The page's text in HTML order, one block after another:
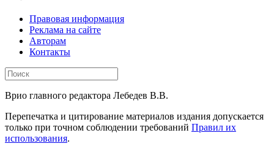
Правовая информация
Реклама на сайте
Авторам
Контакты
Врио главного редактора Лебедев В.В.
Перепечатка и цитирование материалов издания допускается
только при точном соблюдении требований Правил их
использования.